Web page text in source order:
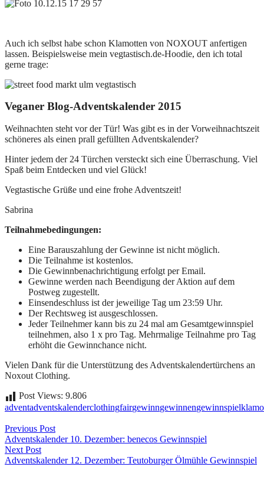
Auch ich selbst habe schon Klamotten von NOXOUT anfertigen
lassen. Beispielsweise mein vegtastisch.de-Hoodie, den ich total
gerne trage:
Veganer Blog-Adventskalender 2015
Weihnachten steht vor der Tür! Was gibt es in der Vorweihnachtszeit
schöneres als einen prall gefüllten Adventskalender?
Hinter jedem der 24 Türchen versteckt sich eine Überraschung. Viel
Spaß beim Entdecken und viel Glück!
Vegtastische Grüße und eine frohe Adventszeit!
Sabrina
Teilnahmebedingungen:
Eine Barauszahlung der Gewinne ist nicht möglich.
Die Teilnahme ist kostenlos.
Die Gewinnbenachrichtigung erfolgt per Email.
Gewinne werden nach Beendigung der Aktion auf dem
Postweg zugestellt.
Einsendeschluss ist der jeweilige Tag um 23:59 Uhr.
Der Rechtsweg ist ausgeschlossen.
Jeder Teilnehmer kann bis zu 24 mal am Gesamtgewinnspiel
teilnehmen, also 1 x pro Tag. Mehrmalige Teilnahme pro Tag
erhöht die Gewinnchance nicht.
Vielen Dank für die Unterstützung des Adventskalendertürchens an
Noxout Clothing.
Post Views: 9.806
adventadventskalenderclothingfairgewinngewinnengewinnspiel
Previous Post
Adventskalender 10. Dezember: benecos Gewinnspiel
Next Post
Adventskalender 12. Dezember: Teutoburger Ölmühle Gewinnspiel